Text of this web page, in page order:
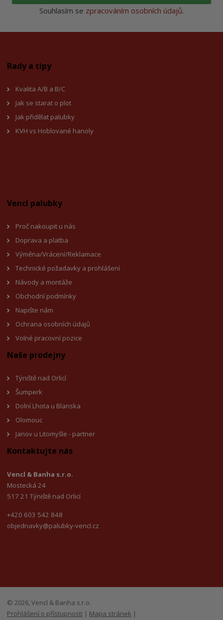
Souhlasím se zpracováním osobních údajů.
Rady a tipy
Kvalita A/B a B/C
Jak se starat o plot
Jak přidělat palubky
KVH vs Hoblované hanoly
Vencl palubky
Proč nakoupit u nás
Doprava a platba
Výměna/Vrácení/Reklamace
Technické požadavky a prohlášení
Návody a montáže
Obchodní podmínky
Napište nám
Ochrana osobních údajů
Volné pracovní pozice
Naše prodejny
Týniště nad Orlicí
Šumperk
Dolní Lhota u Blanska
Olomouc
Janov u Litomyšle - partner
Kontaktujte nás
Vencl & Banha s.r.o.
Mostecká 24
517 21 Týniště nad Orlicí
+420 603 542 848
objednavky@palubky-vencl.cz
© 2026, Vencl & Banha s.r.o.
Prohlášení o přístupnosti | Mapa stránek |